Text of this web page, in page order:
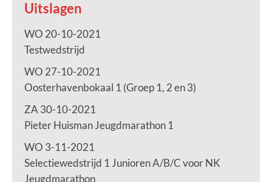
Uitslagen
WO 20-10-2021
Testwedstrijd
WO 27-10-2021
Oosterhavenbokaal 1 (Groep 1, 2 en 3)
ZA 30-10-2021
Pieter Huisman Jeugdmarathon 1
WO 3-11-2021
Selectiewedstrijd 1 Junioren A/B/C voor NK
Jeugdmarathon